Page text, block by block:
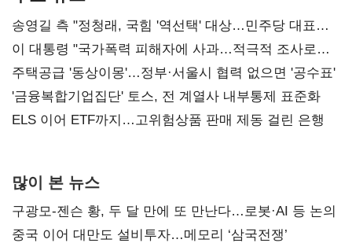
송영길 측 "정청래, 국힘 '역선택' 대상…민주당 대표로
총선 지휘 못해"
이 대통령 "국가폭력 피해자에 사과…적극적 조사로
진실 밝혀야"
주택공급 '동상이몽'…정부·서울시 협력 없으면 '공수표'
'금융복합기업집단' 토스, 전 계열사 내부통제 표준화
ELS 이어 ETF까지…고위험상품 판매 제동 걸린 은행
많이 본 뉴스
구광모-젠슨 황, 두 달 만에 또 만난다…로봇·AI 등 논의
중국 이어 대만도 설비투자…메모리 ‘삼국전쟁’